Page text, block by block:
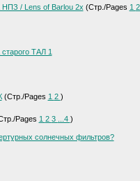
НПЗ / Lens of Barlou 2х (Стр./Pages 1
ТАЛ 1
(Стр./Pages 1 2 )
Pages 1 2 3 ...4 )
солнечных фильтров?